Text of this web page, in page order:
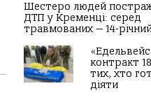
Шестеро людей
ДТП у Кременці: серед
травмованих — 14-
контракт
тих, хто
діяти